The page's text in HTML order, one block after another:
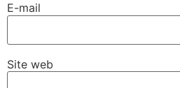
E-mail
Site web